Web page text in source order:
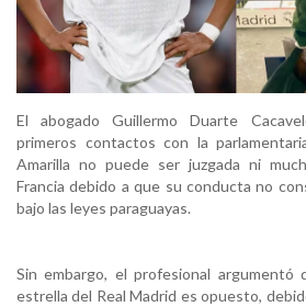
El abogado Guillermo Duarte
primeros contactos con la
Amarilla no puede ser juzgada ni
Francia debido a que su conducta no
bajo las leyes paraguayas.
Sin embargo, el profesional argumentó
estrella del Real Madrid es opuesto,